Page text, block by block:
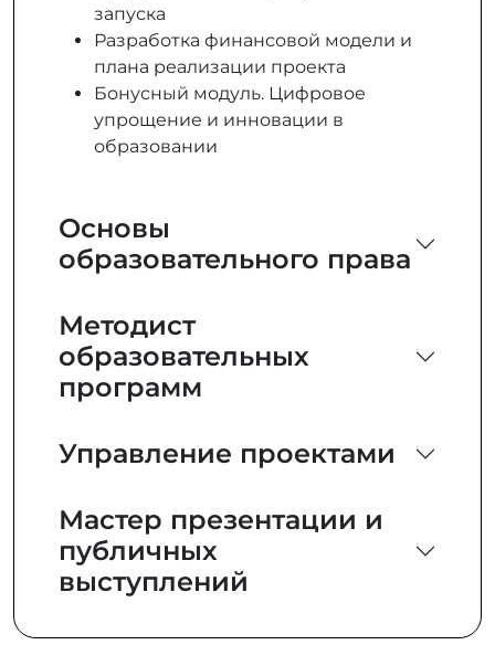
запуска
Разработка финансовой модели и
плана реализации проекта
Бонусный модуль. Цифровое
упрощение и инновации в
образовании
Основы
образовательного права
Методист
образовательных
программ
Управление проектами
Мастер презентации и
публичных
выступлений